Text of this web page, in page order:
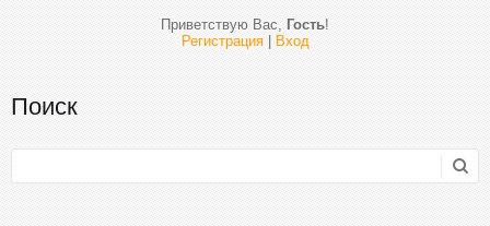
Приветствую Вас, Гость!
Регистрация| Вход
Поиск